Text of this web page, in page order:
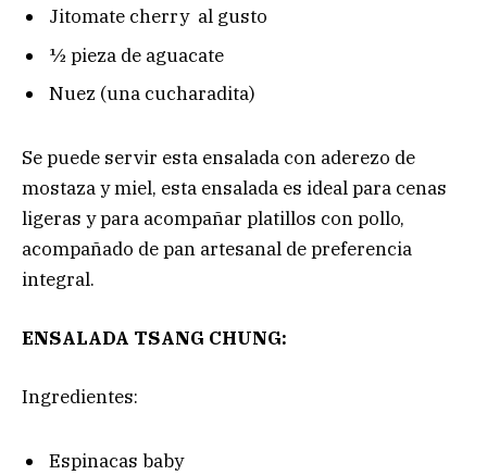
Jitomate cherry al gusto
½ pieza de aguacate
Nuez (una cucharadita)
Se puede servir esta ensalada con aderezo de
mostaza y miel, esta ensalada es ideal para cenas
ligeras y para acompañar platillos con pollo,
acompañado de pan artesanal de preferencia
integral.
ENSALADA TSANG CHUNG:
Ingredientes:
Espinacas baby